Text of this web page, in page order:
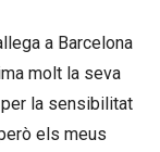
a Barcelona
molt la seva
la sensibilitat
els meus